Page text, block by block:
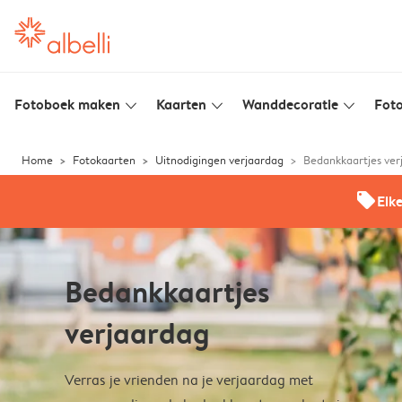
Fotoboek maken slim_arrow_down Kaarten slim_arrow_down Wanddecoratie slim_arrow_down
Home Fotokaarten Uitnodigingen verjaardag Bedankkaartjes
offers
Bedankkaartjes
verjaardag
Verras je vrienden na je verjaardag met